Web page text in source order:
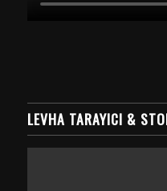
LEVHA TARAYICI &